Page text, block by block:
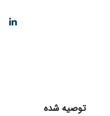
توصیه شده